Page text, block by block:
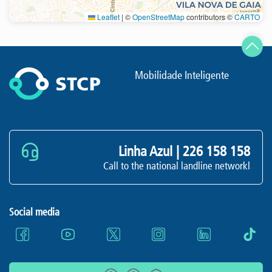
Leaflet | ©OpenStreetMapcontributors ©CARTO
Refresh
Mobilidade Inteligente
Linha Azul | 226 158 158
Call to the national landline networkl
Social media